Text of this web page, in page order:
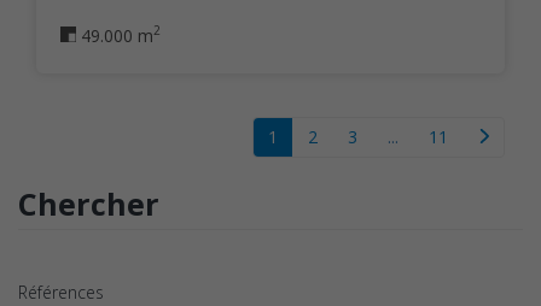
49.000 m2
1 2 3 ... 11
Chercher
Références